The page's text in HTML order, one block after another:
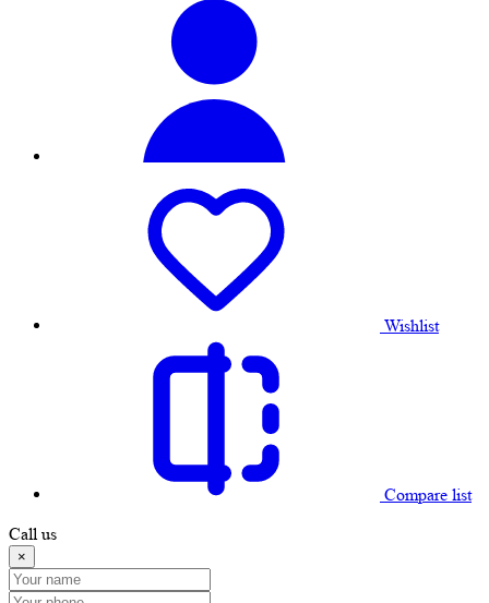
Wishlist
Compare list
Call us
×